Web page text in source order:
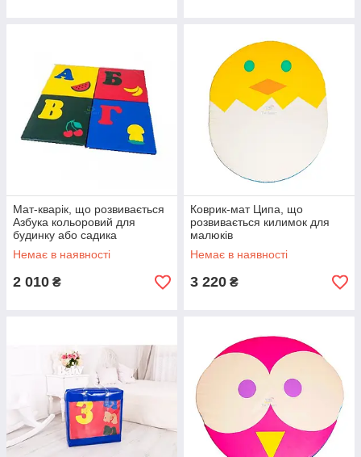
Мат-кварік, що розвивається
Азбука кольоровий для
будинку або садика
Немає в наявності
2 010 ₴
Коврик-мат Ципа, що
розвивається килимок для
малюків
Немає в наявності
3 220 ₴